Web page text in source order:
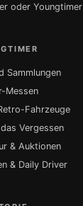
oder Youngtimer
Sammlungen
Messen
Fahrzeuge
Vergessen
& Auktionen
& Daily Driver